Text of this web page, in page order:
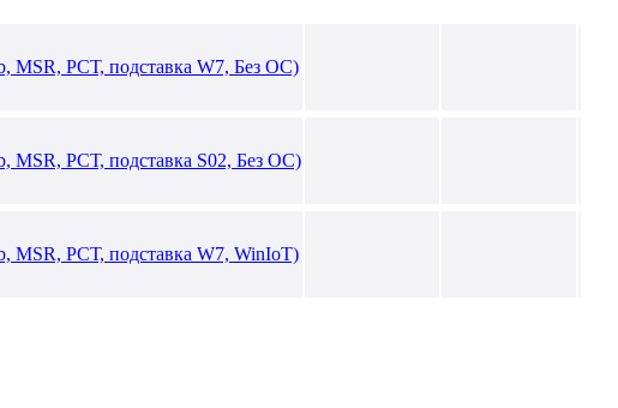
MSR, РСТ, подставка W7, Без ОС)
MSR, РСТ, подставка S02, Без ОС)
MSR, РСТ, подставка W7, WinIoT)